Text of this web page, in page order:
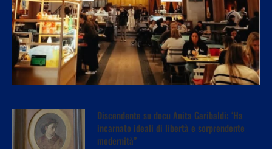
Discendente su docu Anita Garibaldi: ‘Ha
incarnato ideali di libertà e sorprendente
modernità”